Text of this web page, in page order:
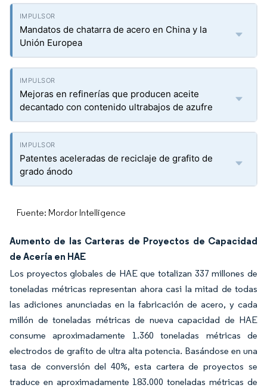
Mandatos de chatarra de acero en China y la
Unión Europea
Mejoras en refinerías que producen aceite
decantado con contenido ultrabajos de azufre
Patentes aceleradas de reciclaje de grafito de
grado ánodo
Fuente: Mordor Intelligence
Aumento de las Carteras de Proyectos de Capacidad
de Acería en HAE
Los proyectos globales de HAE que totalizan 337 millones de
toneladas métricas representan ahora casi la mitad de todas
las adiciones anunciadas en la fabricación de acero, y cada
millón de toneladas métricas de nueva capacidad de HAE
consume aproximadamente 1.360 toneladas métricas de
electrodos de grafito de ultra alta potencia. Basándose en una
tasa de conversión del 40%, esta cartera de proyectos se
traduce en aproximadamente 183.000 toneladas métricas de